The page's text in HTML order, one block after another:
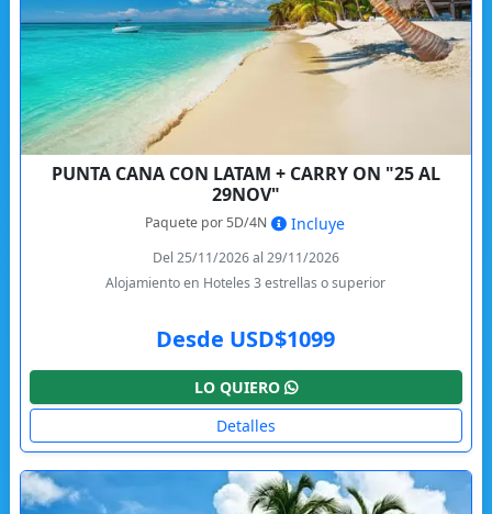
PUNTA CANA CON LATAM + CARRY ON "25 AL
29NOV"
Paquete por 5D/4N Incluye
Del 25/11/2026 al 29/11/2026
Alojamiento en Hoteles 3 estrellas o superior
Desde USD$1099
LO QUIERO
Detalles